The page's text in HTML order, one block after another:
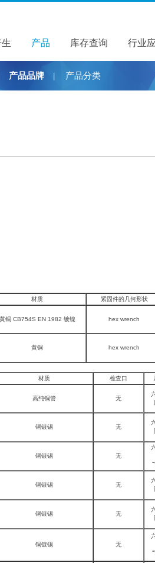
产品
产品 库存查询 行业
产品品牌 产品分类
材质 紧固件的几何形状
黄铜 CB754S EN 1982 镀镍 hex wrench
黄铜 hex wrench
材质 检查口
高纯铜管 无
铜镀锡 无
铜镀锡 无
铜镀锡 无
铜镀锡 无
铜镀锡 无